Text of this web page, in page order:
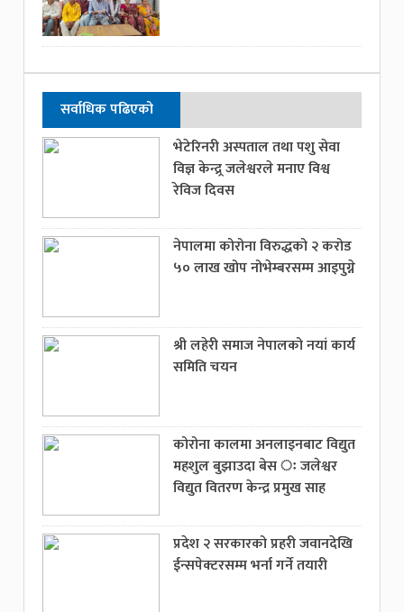
सर्वाधिक पढिएको
भेटेरिनरी अस्पताल तथा पशु सेवा
विज्ञ केन्द्र्र जलेश्वरले मनाए विश्व
रेविज दिवस
नेपालमा कोरोना विरुद्धको २ करोड
५० लाख खोप नोभेम्बरसम्म आइपुग्ने
श्री लहेरी समाज नेपालको नयां कार्य
समिति चयन
कोरोना कालमा अनलाइनबाट विद्युत
महशुल बुझाउदा बेस ः जलेश्वर
विद्युत वितरण केन्द्र प्रमुख साह
प्रदेश २ सरकारको प्रहरी जवानदेखि
ईन्सपेक्टरसम्म भर्ना गर्ने तयारी